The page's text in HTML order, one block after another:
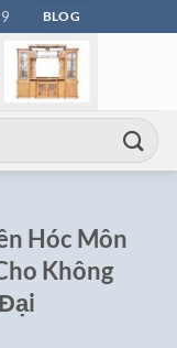
BLOG
Hóc Môn
Không